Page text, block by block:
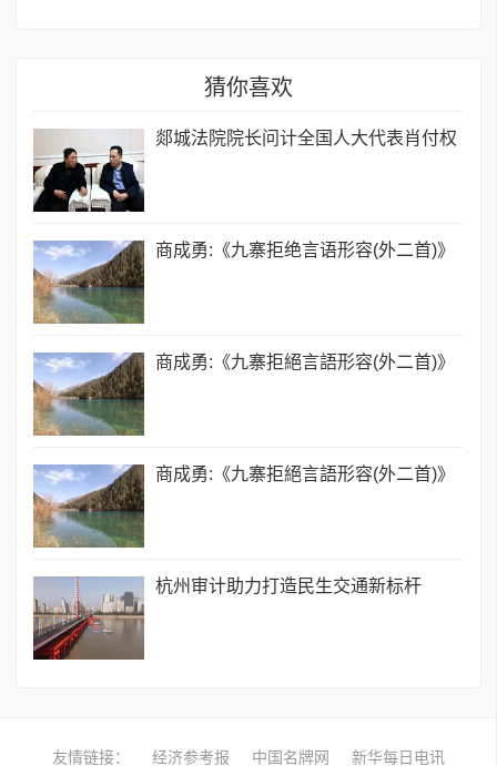
猜你喜欢
​郯城法院院长问计全国人大代表肖付权
商成勇:《九寨拒绝言语形容(外二首)》
商成勇:《九寨拒絕言語形容(外二首)》
商成勇:《九寨拒絕言語形容(外二首)》
杭州审计助力打造民生交通新标杆
友情链接： 经济参考报 中国名牌网 新华每日电讯